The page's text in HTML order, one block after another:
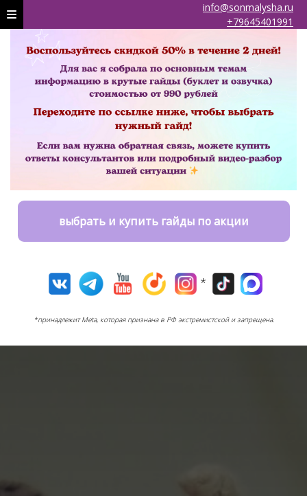
info@sonmalysha.ru
+79645401991
выбрать и купить гайды по акции
*
*принадлежит Meta, которая признана в РФ экстремистской и запрещена.